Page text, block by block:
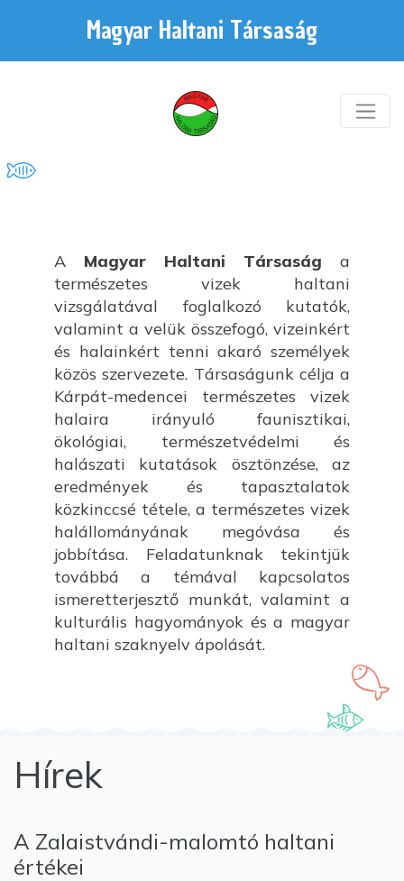
Magyar Haltani Társaság
A Magyar Haltani Társaság a
természetes vizek haltani
vizsgálatával foglalkozó kutatók,
valamint a velük összefogó, vizeinkért
és halainkért tenni akaró személyek
közös szervezete. Társaságunk célja a
Kárpát-medencei természetes vizek
halaira irányuló faunisztikai,
ökológiai, természetvédelmi és
halászati kutatások ösztönzése, az
eredmények és tapasztalatok
közkinccsé tétele, a természetes vizek
halállományának megóvása és
jobbítása. Feladatunknak tekintjük
továbbá a témával kapcsolatos
ismeretterjesztő munkát, valamint a
kulturális hagyományok és a magyar
haltani szaknyelv ápolását.
Hírek
A Zalaistvándi-malomtó haltani
értékei